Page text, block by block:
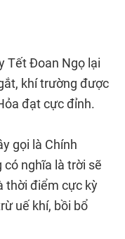
Tết Đoan Ngọ lại
khí trường được
đạt cực đỉnh.
gọi là Chính
nghĩa là trời sẽ
thời điểm cực kỳ
uế khí, bồi bổ